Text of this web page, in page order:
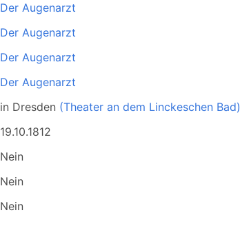
Der Augenarzt
Der Augenarzt
Der Augenarzt
Der Augenarzt
in Dresden (Theater an dem Linckeschen Bad)
19.10.1812
Nein
Nein
Nein